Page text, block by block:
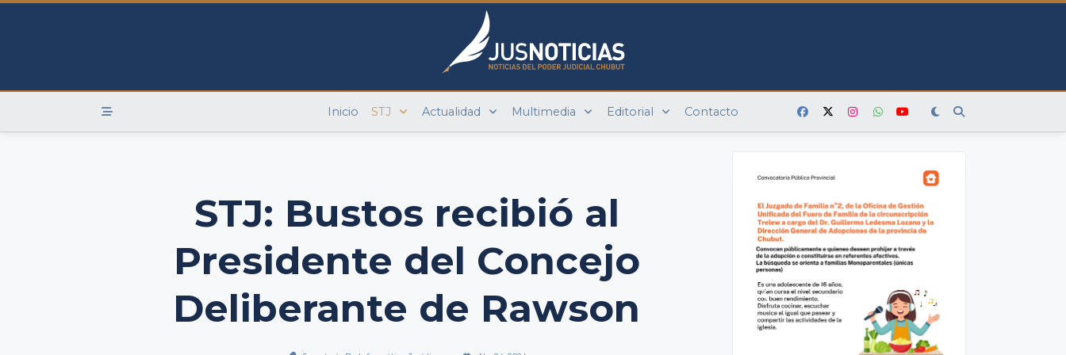
Skip
Inicio STJ Actualidad Multimedia Editorial Contacto
STJ: Bustos recibió al
Presidente del Concejo
Deliberante de Rawson